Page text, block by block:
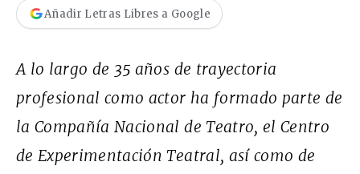
Añadir Letras Libres a Google
A lo largo de 35 años de trayectoria
profesional como actor ha formado parte de
la Compañía Nacional de Teatro, el Centro
de Experimentación Teatral, así como de